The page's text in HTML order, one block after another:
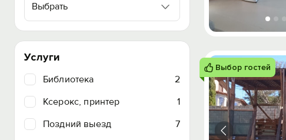
Выбрать
Услуги
Библиотека
2
Ксерокс, принтер
1
Поздний выезд
7
Выбор гостей